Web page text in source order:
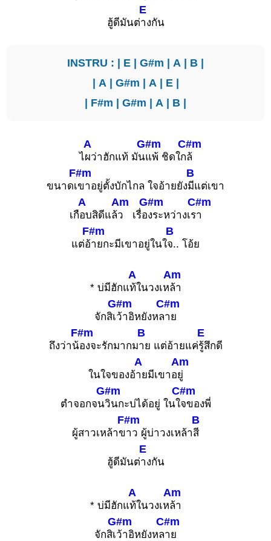
ฮู้ดีมันต่
E
างกัน
INSTRU : | E | G#m | A | B |
| A| G#m | A| E|
| F#m | G#m | A | B |
ไ
A
ผว่าฮักแท้ มัน
G#m
แพ้ ชิดใก
C#m
ล้
ขนาดเ
F#m
ขาอยู่ตั้งบักไกล ใจอ้ายยัง
B
มีแต่เขา
เกื
A
อบสิดีแล้
Am
ว เรื่อ
G#m
งระหว่างเร
C#m
า
แต่อ้
F#m
ายกะมีเขาอยู่ในใ
B
จ.. โอ้ย
* บ่มีฮักแ
A
ท้ในวงเห
Am
ล้า
จักสิเ
G#m
ว้าอิหยังหล
C#m
าย
ถึงว่าน้
F#m
องจะรักมากม
B
าย แต่อ้ายแค่
E
รู้สึกดี
ในใจของอ้
A
ายมีเขาอ
Am
ยู่
ตำจอกจน
G#m
วินกะบ่ได้อยู่ ในใ
C#m
จของพี่
ผู้สาวเหล้าข
F#m
าว ผู้บ่าวงเหล้า
B
สี
ฮู้ดีมันต่
E
างกัน
* บ่มีฮักแ
A
ท้ในวงเห
Am
ล้า
จักสิเ
G#m
ว้าอิหยังหล
C#m
าย